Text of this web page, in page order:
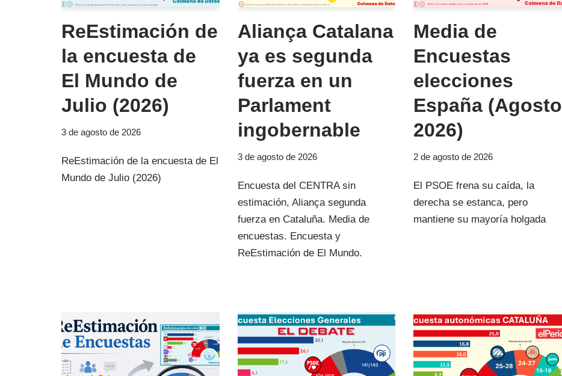
ReEstimación de
la encuesta de
El Mundo de
Julio (2026)
3 de agosto de 2026
ReEstimación de la encuesta de El
Mundo de Julio (2026)
Aliança Catalana
ya es segunda
fuerza en un
Parlament
ingobernable
3 de agosto de 2026
Encuesta del CENTRA sin
estimación, Aliança segunda
fuerza en Cataluña. Media de
encuestas. Encuesta y
ReEstimación de El Mundo.
Media de
Encuestas
elecciones
España (Agosto
2026)
2 de agosto de 2026
El PSOE frena su caída, la
derecha se estanca, pero
mantiene su mayoría holgada